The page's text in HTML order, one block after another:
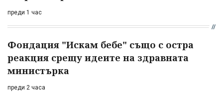
преди 1 час
Фондация "Искам бебе" също с остра
реакция срещу идеите на здравната
министърка
преди 2 часа